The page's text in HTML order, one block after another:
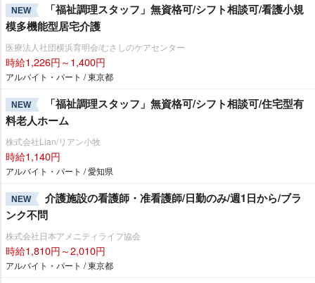
NEW
「福祉調理スタッフ」無資格可/シフト相談可/看護小規
模多機能型居宅介護
医療法人社団横浜育明会/むさしのケアセンター
時給1,226円～1,400円
アルバイト・パート / 東京都
NEW
「福祉調理スタッフ」無資格可/シフト相談可/住宅型有
料老人ホーム
株式会社Lian/リアン小牧
時給1,140円
アルバイト・パート / 愛知県
NEW
介護施設の看護師・准看護師/日勤のみ/週1日から/ブラ
ンク不問
株式会社日本アメニティライフ協会
時給1,810円～2,010円
アルバイト・パート / 東京都